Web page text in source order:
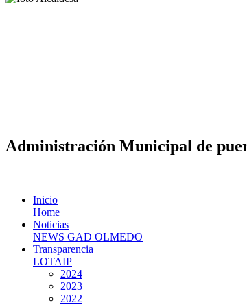
Administración Municipal de
Inicio
Home
Noticias
NEWS GAD OLMEDO
Transparencia
LOTAIP
2024
2023
2022